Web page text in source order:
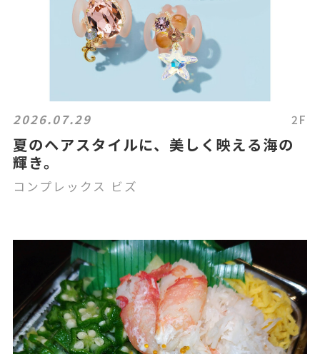
2026.07.29 2F
夏のヘアスタイルに、美しく映える海の
輝き。
コンプレックス ビズ